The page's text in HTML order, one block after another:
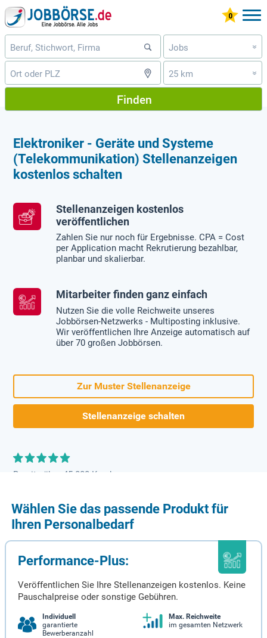
Jobs »
25 km »
Finden
Elektroniker - Geräte und Systeme
(Telekommunikation) Stellenanzeigen
kostenlos schalten
Stellenanzeigen kostenlos
veröffentlichen
Zahlen Sie nur noch für Ergebnisse. CPA = Cost
per Application macht Rekrutierung bezahlbar,
planbar und skalierbar.
Mitarbeiter finden ganz einfach
Nutzen Sie die volle Reichweite unseres
Jobbörsen-Netzwerks - Multiposting inklusive.
Wir veröffentlichen Ihre Anzeige automatisch auf
über 70 großen Jobbörsen.
Zur Muster Stellenanzeige
Stellenanzeige schalten
Bereits über 45.000 Kunden
Wählen Sie das passende Produkt für
Ihren Personalbedarf
Performance-Plus:
Veröffentlichen Sie Ihre Stellenanzeigen kostenlos. Keine
Pauschalpreise oder sonstige Gebühren.
Individuell
garantierte
Bewerberanzahl
Max. Reichweite
im gesamten Netzwerk